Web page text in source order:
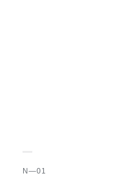
N—01